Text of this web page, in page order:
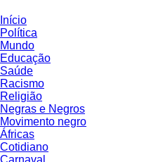
Início
Política
Mundo
Educação
Saúde
Racismo
Religião
Negras e Negros
Movimento negro
Áfricas
Cotidiano